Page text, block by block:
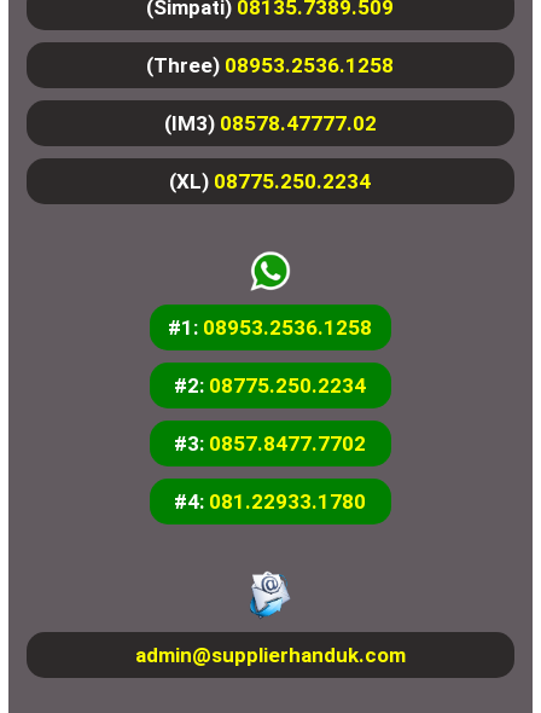
(Simpati) 08135.7389.509
(Three) 08953.2536.1258
(IM3) 08578.47777.02
(XL) 08775.250.2234
#1: 08953.2536.1258
#2: 08775.250.2234
#3: 0857.8477.7702
#4: 081.22933.1780
admin@supplierhanduk.com